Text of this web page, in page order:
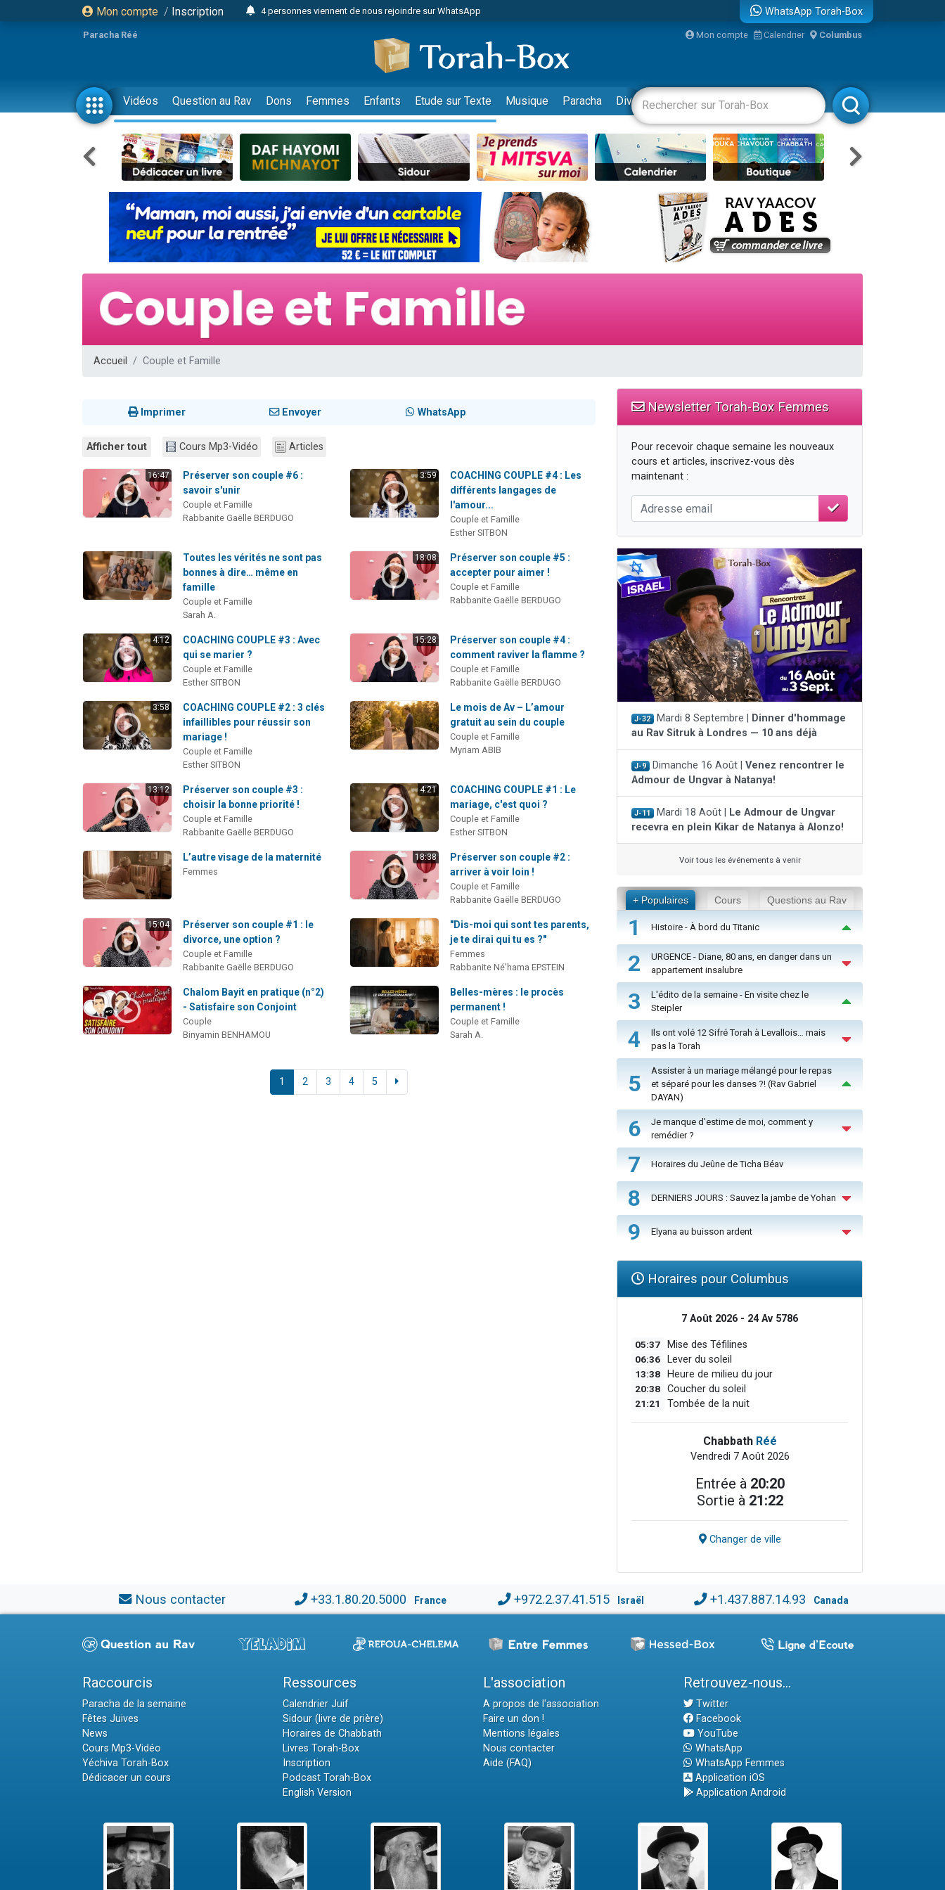
Mon compte / Inscription
4 personnes viennent de nous rejoindre sur WhatsApp
23 personnes viennent de faire un don pour Diane, 80 ans, dans un appartement insalubre
Eva vient de donner son Maasser
4 personnes viennent de nous rejoindre sur WhatsApp
3 personnes viennent de nous rejoindre sur WhatsApp
3 personnes viennent de faire un don pour 5 jours de vacances aux Orphelins
Odaya vient de donner son Maasser
13 personnes viennent de demander une bénédiction
2 personnes viennent de nous rejoindre sur WhatsApp
30 personnes viennent de faire un don pour Sauvez la jambe de Yohan
12 nouvelles musiques dans Torah-Box Music
Il reste 49 places pour étudier en groupe sur Zoom
3 personnes viennent de nous rejoindre sur WhatsApp
2 personnes viennent de nous rejoindre sur WhatsApp
2 nouvelles musiques dans Torah-Box Music
3 personnes viennent de nous rejoindre sur WhatsApp
17 personnes viennent de demander une bénédiction
WhatsApp Torah-Box
Paracha Réé Mon compte Calendrier Columbus
Vidéos Question au Rav Dons Femmes Enfants Etude sur Texte Musique Paracha Divertissements Livres Rabbanim
Accueil Couple et Famille
Imprimer Envoyer WhatsApp
Afficher tout Cours Mp3-Vidéo Articles
16:47
Préserver son couple #6 :
savoir s'unir
Couple et Famille
Rabbanite Gaëlle BERDUGO
3:59
COACHING COUPLE #4 : Les
différents langages de
l'amour...
Couple et Famille
Esther SITBON
Toutes les vérités ne sont pas
bonnes à dire… même en
famille
Couple et Famille
Sarah A.
18:08
Préserver son couple #5 :
accepter pour aimer !
Couple et Famille
Rabbanite Gaëlle BERDUGO
4:12
COACHING COUPLE #3 : Avec
qui se marier ?
Couple et Famille
Esther SITBON
15:28
Préserver son couple #4 :
comment raviver la flamme ?
Couple et Famille
Rabbanite Gaëlle BERDUGO
3:58
COACHING COUPLE #2 : 3 clés
infaillibles pour réussir son
mariage !
Couple et Famille
Esther SITBON
Le mois de Av – L’amour
gratuit au sein du couple
Couple et Famille
Myriam ABIB
13:12
Préserver son couple #3 :
choisir la bonne priorité !
Couple et Famille
Rabbanite Gaëlle BERDUGO
4:21
COACHING COUPLE #1 : Le
mariage, c'est quoi ?
Couple et Famille
Esther SITBON
L’autre visage de la maternité
Femmes
18:38
Préserver son couple #2 :
arriver à voir loin !
Couple et Famille
Rabbanite Gaëlle BERDUGO
15:04
Préserver son couple #1 : le
divorce, une option ?
Couple et Famille
Rabbanite Gaëlle BERDUGO
"Dis-moi qui sont tes parents,
je te dirai qui tu es ?"
Femmes
Rabbanite Né'hama EPSTEIN
Chalom Bayit en pratique (n°2)
- Satisfaire son Conjoint
Couple
Binyamin BENHAMOU
Belles-mères : le procès
permanent !
Couple et Famille
Sarah A.
1 2 3 4 5
Newsletter Torah-Box Femmes
Pour recevoir chaque semaine les nouveaux
cours et articles, inscrivez-vous dès
maintenant :
J-32 Mardi 8 Septembre |
Dinner d'hommage
au Rav Sitruk à Londres — 10 ans déjà
J-9 Dimanche 16 Août | Venez rencontrer le
Admour de Ungvar à Natanya!
J-11 Mardi 18 Août |
Le Admour de Ungvar
recevra en plein Kikar de Natanya à Alonzo!
Voir tous les événements à venir
+ Populaires Cours Questions au Rav
1 Histoire - À bord du Titanic
2
URGENCE - Diane, 80 ans, en danger dans un
appartement insalubre
3
L'édito de la semaine - En visite chez le
Steipler
4
Ils ont volé 12 Sifré Torah à Levallois… mais
pas la Torah
5
Assister à un mariage mélangé pour le repas
et séparé pour les danses ?! (Rav Gabriel
DAYAN)
6
Je manque d'estime de moi, comment y
remédier ?
7 Horaires du Jeûne de Ticha Béav
8 DERNIERS JOURS : Sauvez la jambe de Yohan
9 Elyana au buisson ardent
Horaires pour Columbus
7 Août 2026 - 24 Av 5786
05:37 Mise des Téfilines
06:36 Lever du soleil
13:38 Heure de milieu du jour
20:38 Coucher du soleil
21:21 Tombée de la nuit
Chabbath Réé
Vendredi 7 Août 2026
Entrée à 20:20
Sortie à 21:22
Changer de ville
Nous contacter +33.1.80.20.5000 France +972.2.37.41.515 Israël +1.437.887.14.93 Canada
Raccourcis
Paracha de la semaine
Fêtes Juives
News
Cours Mp3-Vidéo
Yéchiva Torah-Box
Dédicacer un cours
Ressources
Calendrier Juif
Sidour (livre de prière)
Horaires de Chabbath
Livres Torah-Box
Inscription
Podcast Torah-Box
English Version
L'association
A propos de l'association
Faire un don !
Mentions légales
Nous contacter
Aide (FAQ)
Retrouvez-nous...
Twitter
Facebook
YouTube
WhatsApp
WhatsApp Femmes
Application iOS
Application Android